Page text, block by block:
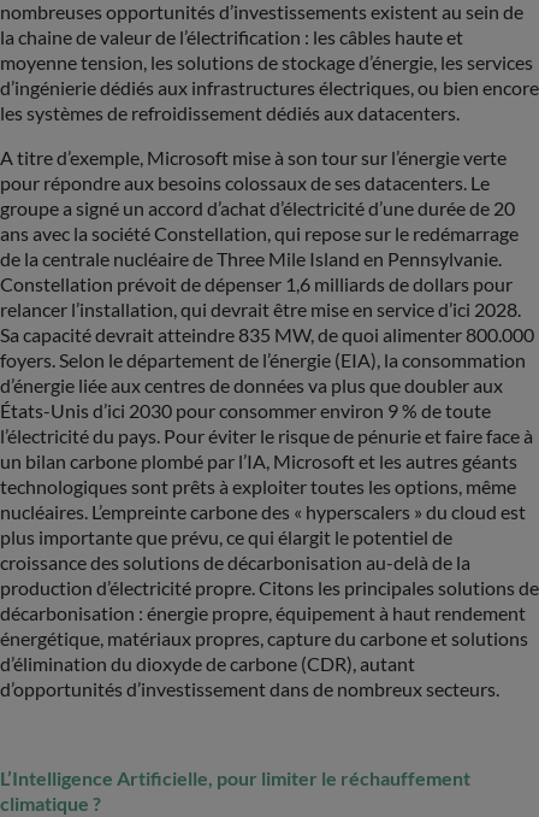
nombreuses opportunités d’investissements existent au sein de
la chaine de valeur de l’électrification : les câbles haute et
moyenne tension, les solutions de stockage d’énergie, les services
d’ingénierie dédiés aux infrastructures électriques, ou bien encore
les systèmes de refroidissement dédiés aux datacenters.
A titre d’exemple, Microsoft mise à son tour sur l’énergie verte
pour répondre aux besoins colossaux de ses datacenters. Le
groupe a signé un accord d’achat d’électricité d’une durée de 20
ans avec la société Constellation, qui repose sur le redémarrage
de la centrale nucléaire de Three Mile Island en Pennsylvanie.
Constellation prévoit de dépenser 1,6 milliards de dollars pour
relancer l’installation, qui devrait être mise en service d’ici 2028.
Sa capacité devrait atteindre 835 MW, de quoi alimenter 800.000
foyers. Selon le département de l’énergie (EIA), la consommation
d’énergie liée aux centres de données va plus que doubler aux
États-Unis d’ici 2030 pour consommer environ 9 % de toute
l’électricité du pays. Pour éviter le risque de pénurie et faire face à
un bilan carbone plombé par l’IA, Microsoft et les autres géants
technologiques sont prêts à exploiter toutes les options, même
nucléaires. L’empreinte carbone des « hyperscalers » du cloud est
plus importante que prévu, ce qui élargit le potentiel de
croissance des solutions de décarbonisation au-delà de la
production d’électricité propre. Citons les principales solutions de
décarbonisation : énergie propre, équipement à haut rendement
énergétique, matériaux propres, capture du carbone et solutions
d’élimination du dioxyde de carbone (CDR), autant
d’opportunités d’investissement dans de nombreux secteurs.
L’Intelligence Artificielle, pour limiter le réchauffement
climatique ?